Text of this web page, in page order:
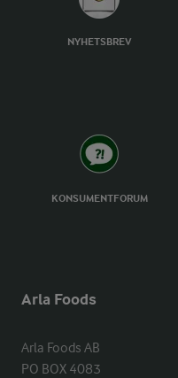
NYHETSBREV
KONSUMENTFORUM
Arla Foods
Arla Foods AB
PO BOX 4083